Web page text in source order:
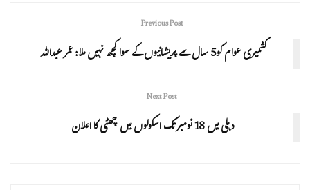
Previous Post
کشمیری عوام کو5 سال سے پریشانیوں کے سوا کچھ نہیں ملا: عمر عبداللہ
Next Post
دہلی میں 18 نومبر تک اسکولوں میں چھٹی کا اعلان